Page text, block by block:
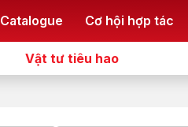
Catalogue Cơ hội hợp tác
Vật tư tiêu hao